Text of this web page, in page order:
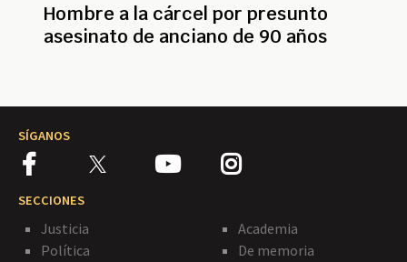
Hombre a la cárcel por presunto
asesinato de anciano de 90 años
SÍGANOS
SECCIONES
Justicia
Política
Academia
De memoria